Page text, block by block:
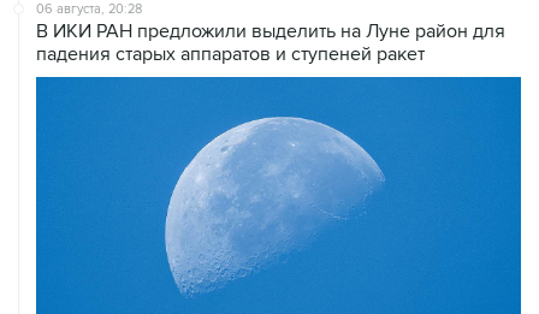
06 августа, 20:28
В ИКИ РАН предложили выделить на Луне район для
падения старых аппаратов и ступеней ракет